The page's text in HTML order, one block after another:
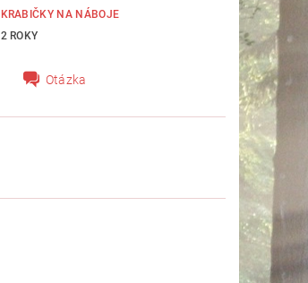
KRABIČKY NA NÁBOJE
2 ROKY
Otázka